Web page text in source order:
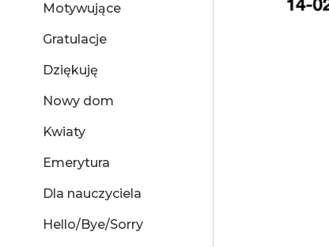
Motywujące
Gratulacje
Dziękuję
Nowy dom
Kwiaty
Emerytura
Dla nauczyciela
Hello/Bye/Sorry